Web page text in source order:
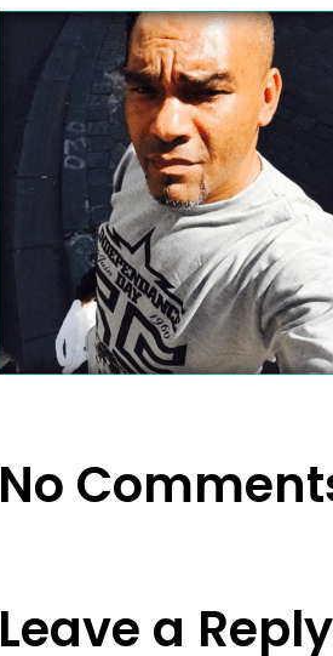
No
Leave a Reply